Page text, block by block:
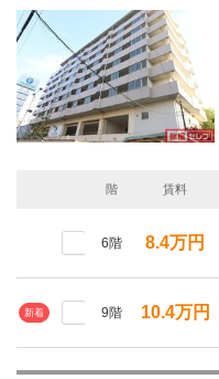
階 賃料
6階 8.4万円
新着 9階 10.4万円